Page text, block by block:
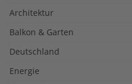
Architektur
Balkon & Garten
Deutschland
Energie